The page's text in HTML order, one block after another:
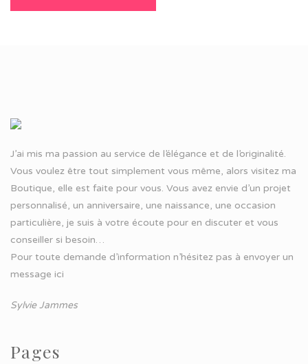
J’ai mis ma passion au service de l’élégance et de l’originalité.
Vous voulez être tout simplement vous même, alors visitez ma
Boutique, elle est faite pour vous. Vous avez envie d’un projet
personnalisé, un anniversaire, une naissance, une occasion
particulière, je suis à votre écoute pour en discuter et vous
conseiller si besoin…
Pour toute demande d’information n’hésitez pas à envoyer un
message ici
Sylvie Jammes
Pages